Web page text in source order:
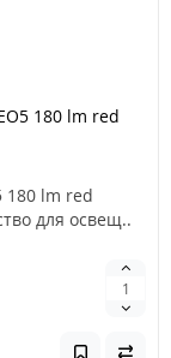
180 lm red
180 lm red
для освещ..